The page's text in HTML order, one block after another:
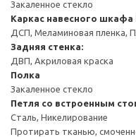
Закаленное стекло
Каркас навесного шкафа
ДСП, Меламиновая пленка,
Задняя стенка:
ДВП, Акриловая краска
Полка
Закаленное стекло
Петля со встроенным
Сталь, Никелирование
Протирать тканью,